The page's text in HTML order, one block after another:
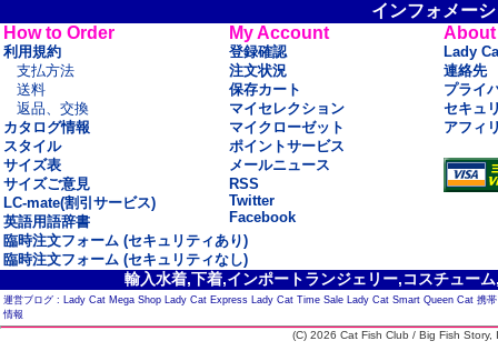
インフォメー
How to Order
利用規約
支払方法
送料
返品、交換
カタログ情報
スタイル
サイズ表
サイズご意見
LC-mate(割引サービス)
英語用語辞書
My Account
登録確認
注文状況
保存カート
マイセレクション
マイクローゼット
ポイントサービス
メールニュース
RSS
Twitter
Facebook
About
Lady
連絡先
プライ
セキュ
アフィ
臨時注文フォーム (セキュリティあり)
臨時注文フォーム (セキュリティなし)
輸入水着,下着,インポートランジェリー,コスチュー
運営ブログ : Lady Cat Mega Shop Lady Cat Express Lady Cat Time Sale Lady Cat Smart Queen Cat 携
情報
(C) 2026 Cat Fish Club / Big Fish Story,